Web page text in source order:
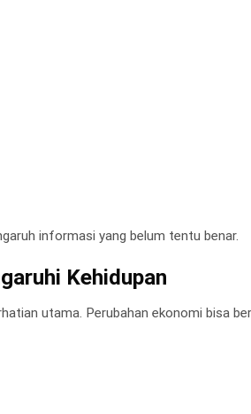
informasi yang belum tentu benar.
Kehidupan
utama. Perubahan ekonomi bisa